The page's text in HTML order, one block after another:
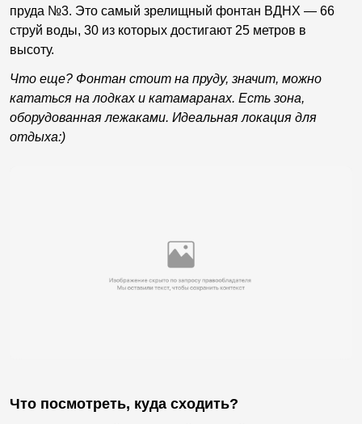
пруда №3. Это самый зрелищный фонтан ВДНХ — 66
струй воды, 30 из которых достигают 25 метров в
высоту.
Что еще? Фонтан стоит на пруду, значит, можно
кататься на лодках и катамаранах. Есть зона,
оборудованная лежаками. Идеальная локация для
отдыха:)
Что посмотреть, куда сходить?